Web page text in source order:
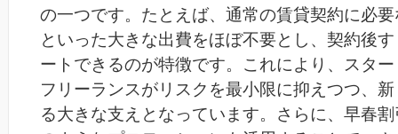
の一つです。たとえば、通常の賃貸契約に必
といった大きな出費をほぼ不要とし、契約後
ートできるのが特徴です。これにより、スタ
フリーランスがリスクを最小限に抑えつつ、
る大きな支えとなっています。さらに、早春